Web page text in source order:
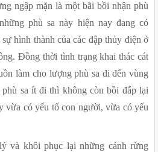
ngập mặn là một bãi bồi nhận phù
phù sa này hiện nay đang có
hình thành của các đập thủy điện ở
Đồng thời tình trạng khai thác cát
làm cho lượng phù sa đi đến vùng
sa ít đi thì không còn bồi đắp lại
vừa có yếu tố con người, vừa có yếu
và khôi phục lại những cánh rừng